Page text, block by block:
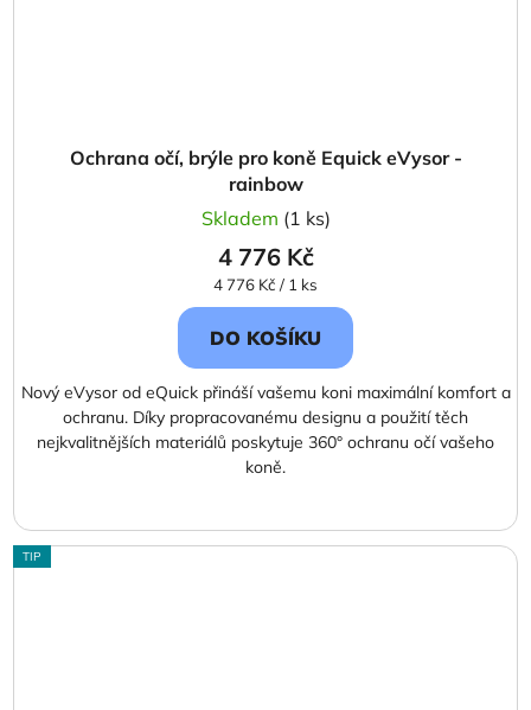
Ochrana očí, brýle pro koně Equick eVysor -
rainbow
Skladem (1 ks)
4 776 Kč
Měrná
cena:
4 776 Kč / 1 ks
DO KOŠÍKU
Nový eVysor od eQuick přináší vašemu koni maximální komfort a
ochranu. Díky propracovanému designu a použití těch
nejkvalitnějších materiálů poskytuje 360° ochranu očí vašeho
koně.
TIP